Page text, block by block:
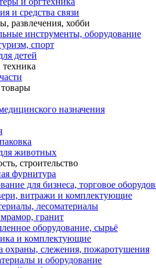
и средства связи
развлечения, хобби
инструменты, оборудование
спорт
детей
техника
назначения
животных
строительство
фурнитура
для бизнеса, торговое
витражи и комплектующие
лесоматериалы
гранит
оборудование, сырьё
и комплектующие
охраны, слежения, пожаротушения
и оборудование